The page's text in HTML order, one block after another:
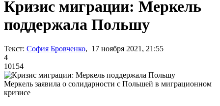
Кризис миграции: Меркель
поддержала Польшу
Текст: София Бровченко, 17 ноября 2021, 21:55
4
10154
Меркель заявила о солидарности с Польшей в миграционном
кризисе